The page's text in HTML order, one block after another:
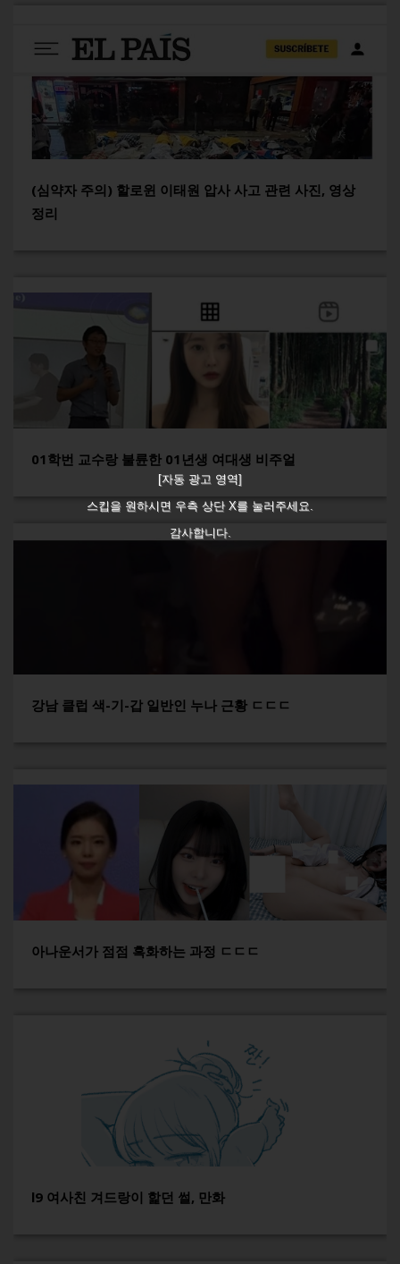
[자동 광고 영역]
스킵을 원하시면 우측 상단 X를 눌러주세요.
감사합니다.
(심약자 주의) 할로윈 이태원 압사 사고 관련 사진, 영상
정리
01학번 교수랑 불륜한 01년생 여대생 비주얼
강남 클럽 색-기-갑 일반인 누나 근황 ㄷㄷㄷ
아나운서가 점점 흑화하는 과정 ㄷㄷㄷ
l9 여사친 겨드랑이 핥던 썰, 만화